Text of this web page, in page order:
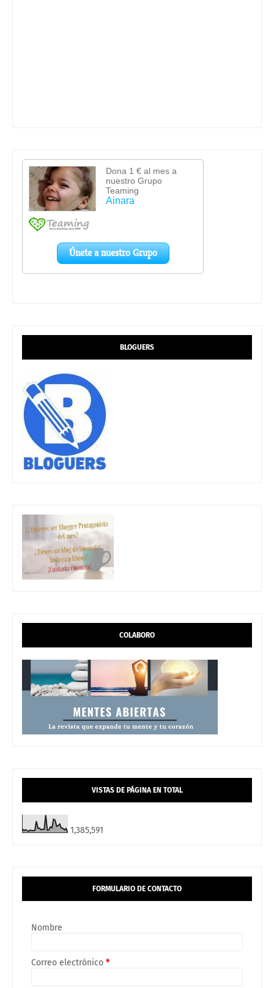
BLOGUERS
COLABORO
VISTAS DE PÁGINA EN TOTAL
1,385,591
FORMULARIO DE CONTACTO
Nombre
Correo electrónico *